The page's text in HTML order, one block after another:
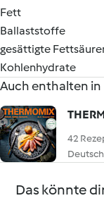
Fett
Ballaststoffe
gesättigte
Kohlenhydrate
Auch enthalten in
42
Das könnte